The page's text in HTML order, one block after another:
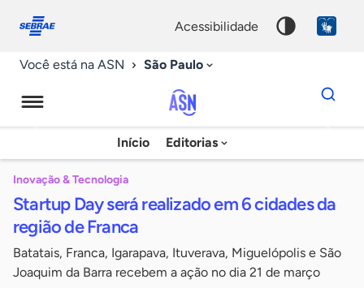
conosco
acessibilidade
Você está na ASN São Paulo
Agência
Sebrae
Notícias
Início Editorias
Dados
para
chave
Inovação & Tecnologia
Startup Day será realizado em 6 cidades da
região de Franca
Batatais, Franca, Igarapava, Ituverava, Miguelópolis e São
Joaquim da Barra recebem a ação no dia 21 de março